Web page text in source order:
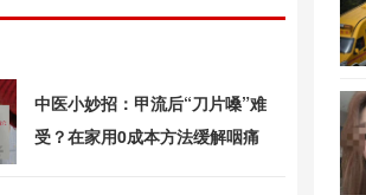
中医小妙招：甲流后“刀片嗓”难
受？在家用0成本方法缓解咽痛